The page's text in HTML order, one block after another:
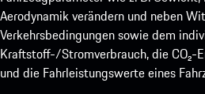
Aerodynamik verändern und neben
Verkehrsbedingungen sowie dem
Kraftstoff-/Stromverbrauch, die CO₂-
und die Fahrleistungswerte eines